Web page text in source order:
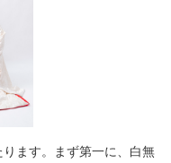
ます。まず第一に、白無